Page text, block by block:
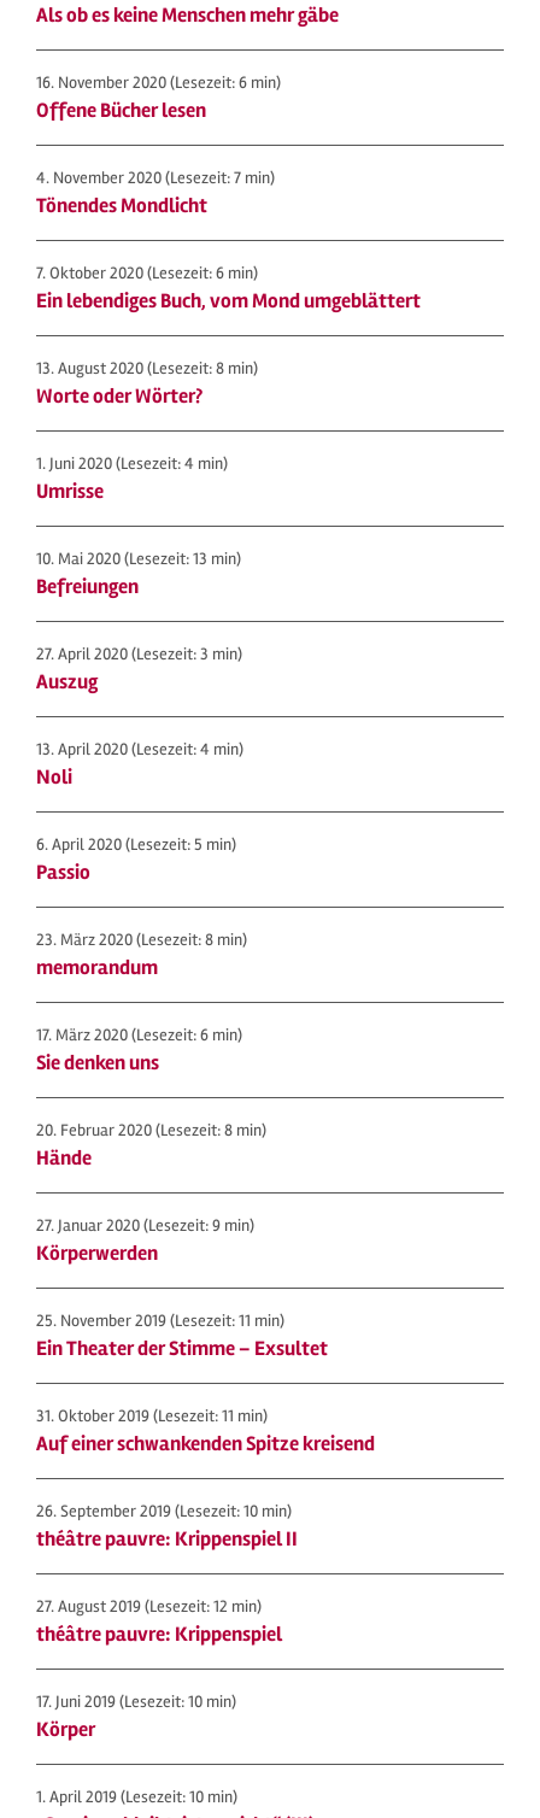
Als ob es keine Menschen mehr gäbe
16. November 2020(Lesezeit: 6 min)
Offene Bücher lesen
4. November 2020(Lesezeit: 7 min)
Tönendes Mondlicht
7. Oktober 2020(Lesezeit: 6 min)
Ein lebendiges Buch, vom Mond umgeblättert
13. August 2020(Lesezeit: 8 min)
Worte oder Wörter?
1. Juni 2020(Lesezeit: 4 min)
Umrisse
10. Mai 2020(Lesezeit: 13 min)
Befreiungen
27. April 2020(Lesezeit: 3 min)
Auszug
13. April 2020(Lesezeit: 4 min)
Noli
6. April 2020(Lesezeit: 5 min)
Passio
23. März 2020(Lesezeit: 8 min)
memorandum
17. März 2020(Lesezeit: 6 min)
Sie denken uns
20. Februar 2020(Lesezeit: 8 min)
Hände
27. Januar 2020(Lesezeit: 9 min)
Körperwerden
25. November 2019(Lesezeit: 11 min)
Ein Theater der Stimme – Exsultet
31. Oktober 2019(Lesezeit: 11 min)
Auf einer schwankenden Spitze kreisend
26. September 2019(Lesezeit: 10 min)
théâtre pauvre: Krippenspiel II
27. August 2019(Lesezeit: 12 min)
théâtre pauvre: Krippenspiel
17. Juni 2019(Lesezeit: 10 min)
Körper
1. April 2019(Lesezeit: 10 min)